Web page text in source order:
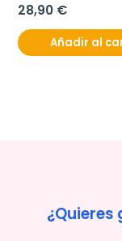
28,90 €
Añadir al
¿Quieres